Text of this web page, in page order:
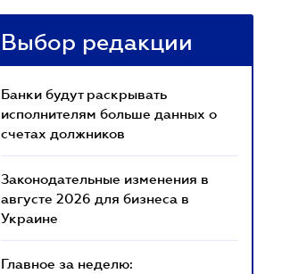
Выбор редакции
Банки будут раскрывать
исполнителям больше данных о
счетах должников
Законодательные изменения в
августе 2026 для бизнеса в
Украине
Главное за неделю: